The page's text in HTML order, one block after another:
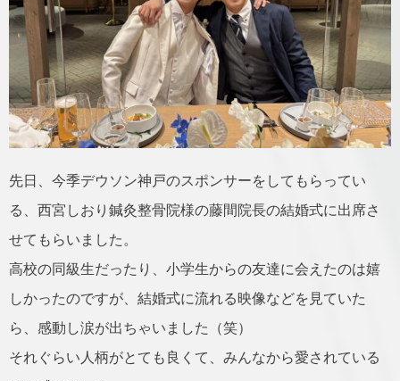
先日、今季デウソン神戸のスポンサーをしてもらってい
る、西宮しおり鍼灸整骨院様の藤間院長の結婚式に出席さ
せてもらいました。
高校の同級生だったり、小学生からの友達に会えたのは嬉
しかったのですが、結婚式に流れる映像などを見ていた
ら、感動し涙が出ちゃいました（笑）
それぐらい人柄がとても良くて、みんなから愛されている